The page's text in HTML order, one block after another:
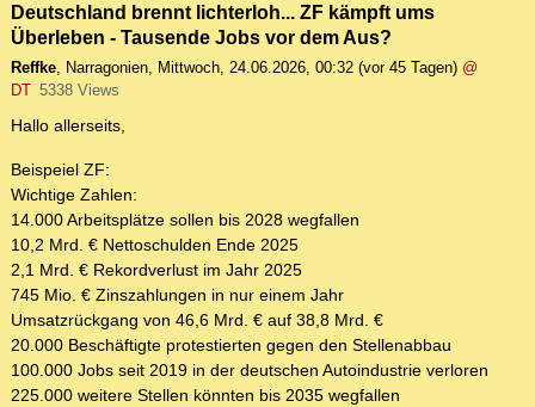
Deutschland brennt lichterloh... ZF kämpft ums
Überleben - Tausende Jobs vor dem Aus?
Reffke, Narragonien, Mittwoch, 24.06.2026, 00:32 (vor 45 Tagen) @
DT 5338 Views
Hallo allerseits,
Beispeiel ZF:
Wichtige Zahlen:
14.000 Arbeitsplätze sollen bis 2028 wegfallen
10,2 Mrd. € Nettoschulden Ende 2025
2,1 Mrd. € Rekordverlust im Jahr 2025
745 Mio. € Zinszahlungen in nur einem Jahr
Umsatzrückgang von 46,6 Mrd. € auf 38,8 Mrd. €
20.000 Beschäftigte protestierten gegen den Stellenabbau
100.000 Jobs seit 2019 in der deutschen Autoindustrie verloren
225.000 weitere Stellen könnten bis 2035 wegfallen